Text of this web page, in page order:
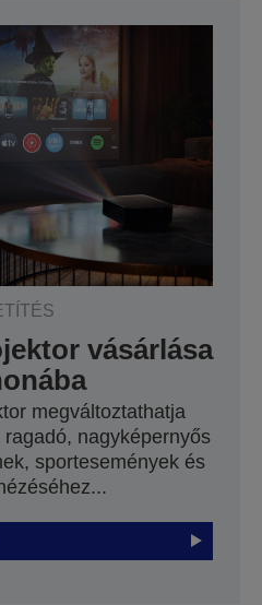
vásárlása
megváltoztathatja
nagyképernyős
sportesemények és